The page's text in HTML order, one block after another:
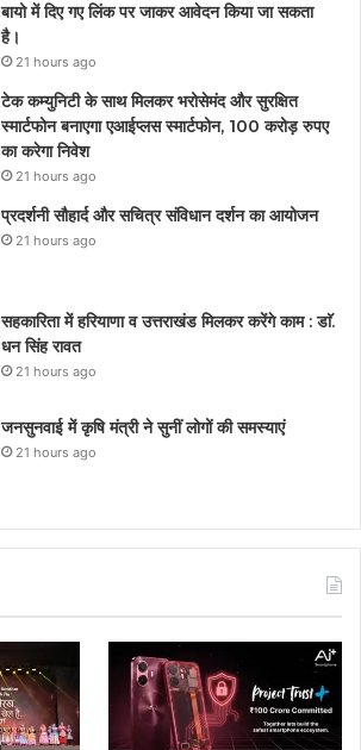
बायो में दिए गए लिंक पर जाकर आवेदन किया जा सकता
है।
21 hours ago
टेक कम्युनिटी के साथ मिलकर भरोसेमंद और सुरक्षित
स्मार्टफोन बनाएगा एआईप्लस स्मार्टफोन, 100 करोड़ रुपए
का करेगा निवेश
21 hours ago
प्रदर्शनी सौहार्द और सचित्र संविधान दर्शन का आयोजन
21 hours ago
सहकारिता में हरियाणा व उत्तराखंड मिलकर करेंगे काम : डाॅ.
धन सिंह रावत
21 hours ago
जनसुनवाई में कृषि मंत्री ने सुनीं लोगों की समस्याएं
21 hours ago